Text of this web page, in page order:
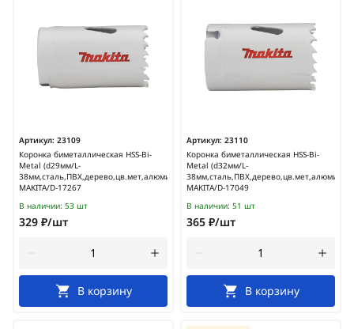
Артикул: 23109
Коронка биметаллическая HSS-Bi-
Metal (d29мм/L-
38мм,сталь,ПВХ,дерево,цв.мет,алюминий)
MAKITA/D-17267
В наличии: 53 шт
329 ₽/шт
В корзину
Артикул: 23110
Коронка биметаллическая HSS-Bi-
Metal (d32мм/L-
38мм,сталь,ПВХ,дерево,цв.мет,алюминий)
MAKITA/D-17049
В наличии: 51 шт
365 ₽/шт
В корзину